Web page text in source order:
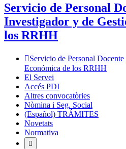
Servicio de Personal
Investigador y de
los RRHH
Servicio de Personal
Económica de los RRHH
El Servei
Accés PDI
Altres convocatòries
Nòmina i Seg. Social
(Español) TRÁMITES
Novetats
Normativa